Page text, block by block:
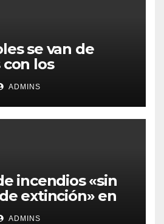
se van de
con los
hasta un 21%
el año pasado
disparados
ADMINS
incendios «sin
extinción» en
de Madrid
ADMINS